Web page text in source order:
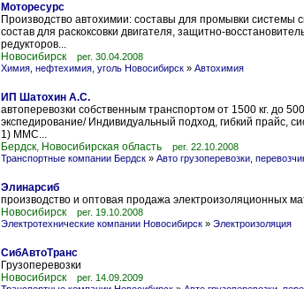
Моторесурс
Производство автохимии: составы для промывки системы
состав для раскоксовки двигателя, защитно-
редукторов...
Новосибирск
рег. 30.04.2008
Химия, нефтехимия, уголь Новосибирск » Автохимия
ИП Шатохин А.С.
автоперевозки собственным транспортом от 1500 кг. до
экспедирование/ Индивидуальный подход, гибкий прайс,
1) ММС...
Бердск, Новосибирская область
рег. 22.10.2008
Транспортные компании Бердск » Авто грузоперевозки,
Элинарсиб
производство и оптовая продажа электроизоляционных
Новосибирск
рег. 19.10.2008
Электротехнические компании Новосибирск » Электроизоляция
СибАвтоТранс
Грузоперевозки
Новосибирск
рег. 14.09.2009